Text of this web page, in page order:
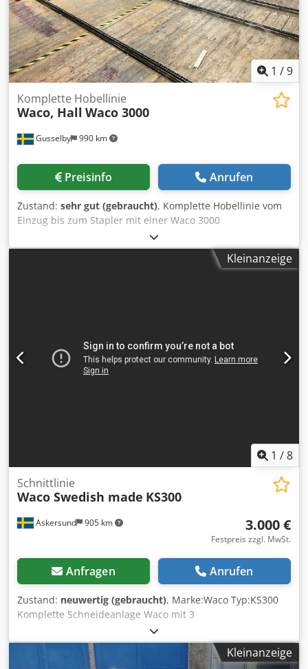
1 /9
Gusselby 990 km
Komplette Hobellinie
Waco, Hall Waco 3000
Preisinfo Anrufen
Zustand: sehr gut (gebraucht), Komplette Hobellinie vom
Einzug bis zum Stapler mit einer Waco 3000
Hobelmaschine und umliegenden Geräten von System Hall
Crodpfxsm Uykno Ai Sef
Kleinanzeige
1 /8
Askersund 905 km
Schnittlinie
Waco Swedish made KS300
3.000 €
Festpreis zzgl. MwSt.
Anfragen Anrufen
Zustand: neuwertig (gebraucht), Marke:Waco Typ:KS300
Komplette Schneideanlage Waco mit 3
elektropneumatischen Längenbegrenzern Ein- und
Auslaufband 3+2 Meter Technische Daten: Csdpfxeh Ek N
As Ai Ssrf Max Sägebalken 400mm Max. Schnitthöhe 70mm
Kleinanzeige